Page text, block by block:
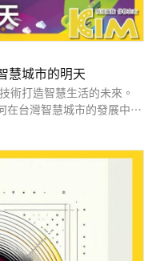
慧城市的明天
術打造智慧生活的未來。
在台灣智慧城市的發展中扮